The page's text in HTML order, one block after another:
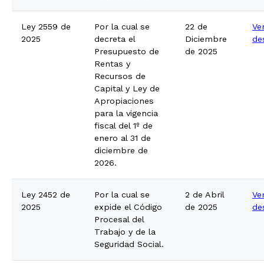
Ley 2559 de
2025
Por la cual se
decreta el
Presupuesto de
Rentas y
Recursos de
Capital y Ley de
Apropiaciones
para la vigencia
fiscal del 1º de
enero al 31 de
diciembre de
2026.
22 de
Diciembre
de 2025
Ley 2452 de
2025
Por la cual se
expide el Código
Procesal del
Trabajo y de la
Seguridad Social.
2 de Abril
de 2025